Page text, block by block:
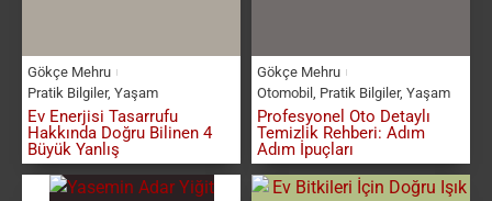
Gökçe Mehru
Pratik Bilgiler, Yaşam
Ev Enerjisi Tasarrufu
Hakkında Doğru Bilinen 4
Büyük Yanlış
Gökçe Mehru
Otomobil , Pratik Bilgiler, Yaşam
Profesyonel Oto Detaylı
Temizlik Rehberi: Adım
Adım İpuçları